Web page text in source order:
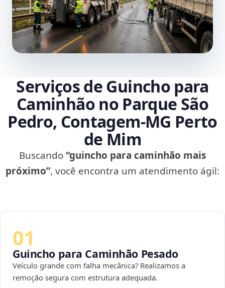
Serviços de Guincho para
Caminhão no Parque São
Pedro, Contagem‑MG Perto
de Mim
Buscando“guincho para caminhão mais
próximo”, você encontra um atendimento ágil:
01
Guincho para Caminhão Pesado
Veículo grande com falha mecânica? Realizamos a
remoção segura com estrutura adequada.